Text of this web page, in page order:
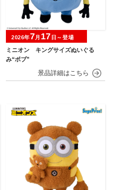
ミニオン キングサイズぬいぐる
み“ボブ”
2026年7月 17 日～登場